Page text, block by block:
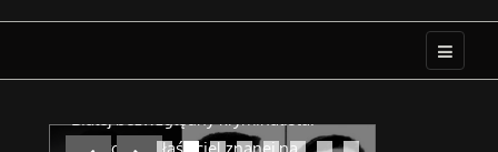
Ryszard Niemczyk – Rzeźnik,
Faktyczny właściciel znanej na
Afera